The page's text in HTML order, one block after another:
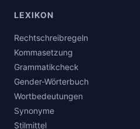
LEXIKON
Rechtschreibregeln
Kommasetzung
Grammatikcheck
Gender-Wörterbuch
Wortbedeutungen
Synonyme
Stilmittel